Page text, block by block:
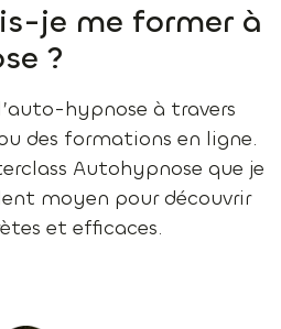
je me former à
?
hypnose à travers
des formations en ligne.
Autohypnose que je
moyen pour découvrir
et efficaces.